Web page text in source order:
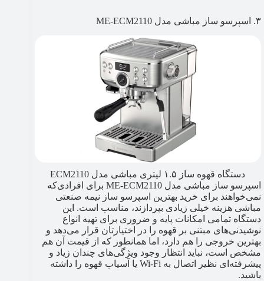
۳. اسپرسو ساز مباشی مدل ME-ECM2110
دستگاه قهوه ساز ۱.۵ لیتری مباشی مدل ECM2110
اسپرسو ساز مباشی مدل ME-ECM2110 برای افرادی‌که
نمی‌خواهند برای خرید بهترین اسپرسو ساز نیمه صنعتی
مباشی هزینه خیلی زیادی بپردازند، مناسب است. این
دستگاه تمامی امکانات پایه و ضروری برای تهیه انواع
نوشیدنی‌های مبتنی بر قهوه را در اختیارتان قرار می‌دهد و
بهترین خروجی را هم دارد، اما همانطور که از قیمت آن هم
مشخص است، نباید انتظار وجود ویژگی‌های چندان زیاد و
پیشرفته‌ای نظیر اتصال به Wi-Fi یا آسیاب قهوه را داشته
باشید.